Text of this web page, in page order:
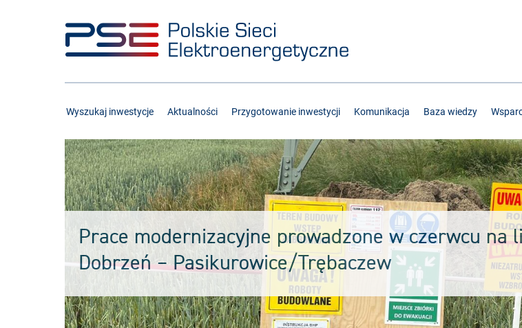
Wyszukaj inwestycje Aktualności Przygotowanie inwestycji Komunikacja Baza wiedzy
Prace modernizacyjne prowadzone w czerwcu na
Dobrzeń – Pasikurowice/Trębaczew